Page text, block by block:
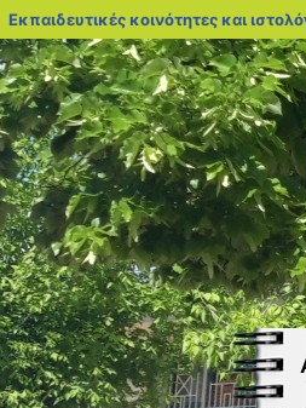
Εκπαιδευτικές κοινότητες και